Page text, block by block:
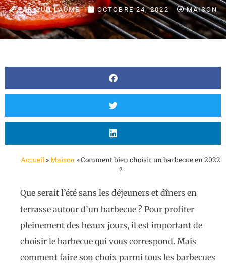
PARGUILLAUME OCTOBRE 24, 2022 MAISON
Accueil »Maison »Comment bien choisir un barbecue en 2022
?
Que serait l’été sans les déjeuners et dîners en
terrasse autour d’un barbecue ? Pour profiter
pleinement des beaux jours, il est important de
choisir le barbecue qui vous correspond. Mais
comment faire son choix parmi tous les barbecues